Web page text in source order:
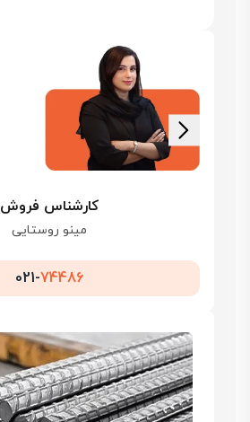
کارشناس فروش
مینو روستایی
021-74486